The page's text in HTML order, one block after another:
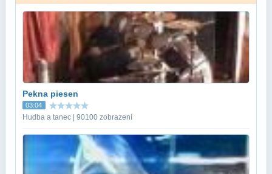
Pekna piesen
03:04
Hudba a tanec | 90100 zobrazení